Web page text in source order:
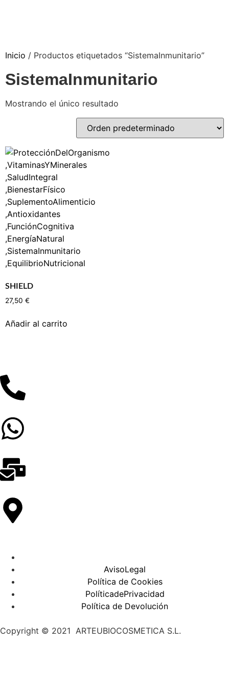
Inicio / Productos etiquetados “SistemaInmunitario”
SistemaInmunitario
Mostrando el único resultado
SHIELD
27,50 €
Añadir al carrito
AvisoLegal
Política de Cookies
PolíticadePrivacidad
Política de Devolución
Copyright © 2021 ARTEUBIOCOSMETICA S.L.